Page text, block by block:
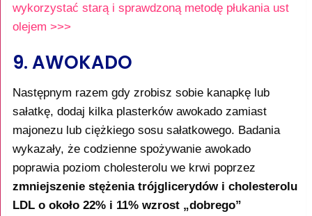
wykorzystać starą i sprawdzoną metodę płukania ust
olejem >>>
9. AWOKADO
Następnym razem gdy zrobisz sobie kanapkę lub
sałatkę, dodaj kilka plasterków awokado zamiast
majonezu lub ciężkiego sosu sałatkowego. Badania
wykazały, że codzienne spożywanie awokado
poprawia poziom cholesterolu we krwi poprzez
zmniejszenie stężenia trójglicerydów i cholesterolu
LDL o około 22% i 11% wzrost „dobrego”